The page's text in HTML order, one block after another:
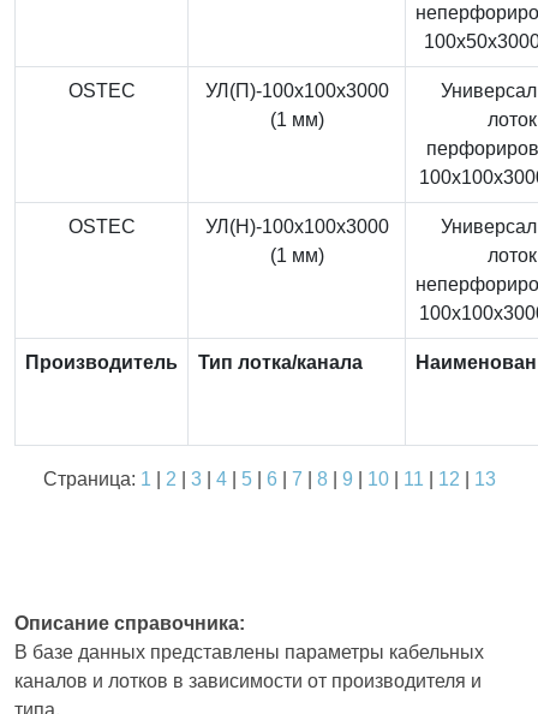
OSTEC
УЛ(П)-100x100x3000
(1 мм)
лоток
OSTEC
УЛ(Н)-100x100x3000
(1 мм)
лоток
Производитель Тип лотка/канала
Страница: 1 2 3| 4| 5| 6 7 8| 9 10| 11 12 13
Описание справочника:
В базе данных представлены параметры кабельных
каналов и лотков в зависимости от производителя и
типа.